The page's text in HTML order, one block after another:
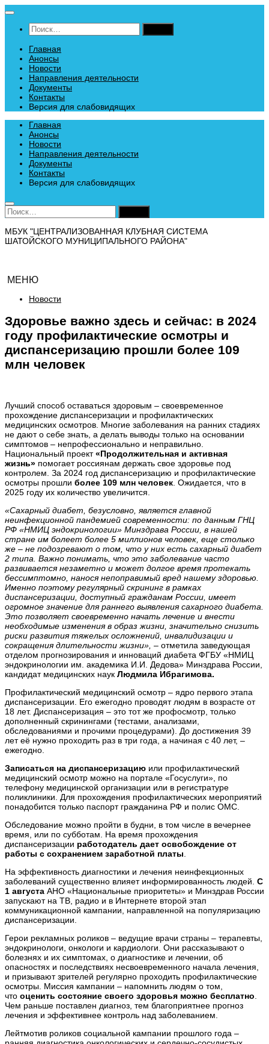
Перейти
содержимому
Найти:
Главная
Анонсы
Новости
Направления деятельности
Документы
Контакты
Версия для слабовидящих
Главная
Анонсы
Новости
Направления деятельности
Документы
Контакты
Версия для слабовидящих
Найти:
МБУК "ЦЕНТРАЛИЗОВАННАЯ КЛУБНАЯ СИСТЕМА
ШАТОЙСКОГО МУНИЦИПАЛЬНОГО РАЙОНА"
МЕНЮ
Новости
Здоровье важно здесь и сейчас: в 2024
году профилактические осмотры и
диспансеризацию прошли более 109
млн человек
Лучший способ оставаться здоровым – своевременное
прохождение диспансеризации и профилактических
медицинских осмотров. Многие заболевания на ранних стадиях
не дают о себе знать, а делать выводы только на основании
симптомов – непрофессионально и неправильно.
Национальный проект«Продолжительная и активная
жизнь» помогает россиянам держать свое здоровье под
контролем. За 2024 год диспансеризацию и профилактические
осмотры прошли более 109 млн человек . Ожидается, что в
2025 году их количество увеличится.
«Сахарный диабет, безусловно, является главной
неинфекционной пандемией современности: по данным ГНЦ
РФ «НМИЦ эндокринологии» Минздрава России, в нашей
стране им болеет более 5 миллионов человек, еще столько
же – не подозревают о том, что у них есть сахарный диабет
2 типа. Важно понимать, что это заболевание часто
развивается незаметно и может долгое время протекать
бессимптомно, наносянепоправимый вред нашему здоровью.
Именно поэтому регулярный скрининг в рамках
диспансеризации, доступный гражданам России, имеет
огромное значение для раннего выявления сахарного диабета
Это позволяет своевременно начать лечение и внести
необходимые изменения в образ жизни, значительно снизить
риски развития тяжелых осложнений, инвалидизации и
сокращения длительности жизни», – отметила заведующая
отделом прогнозирования и инноваций диабета ФГБУ «НМИЦ
эндокринологии им. академика И.И. Дедова» Минздрава России,
кандидат медицинских наук Людмила Ибрагимова.
Профилактический медицинский осмотр – ядро первого этапа
диспансеризации. Его ежегодно проводят людям в возрасте от
18 лет. Диспансеризация – это тот же профосмотр, только
дополненный скринингами (тестами, анализами,
обследованиями и прочими процедурами). До достижения 39
лет её нужно проходить раз в три года, а начиная с 40 лет, –
ежегодно.
Записаться на диспансеризацию или профилактический
медицинский осмотр можно на портале «Госуслуги», по
телефону медицинской организации или в регистратуре
поликлиники. Для прохождения профилактических мероприятий
понадобится только паспорт гражданина РФ и полис ОМС.
Обследование можно пройти в будни, в том числе в вечернее
время, или по субботам. На время прохождения
диспансеризации работодатель дает освобождение от
работы с сохранением заработной платы
На эффективность диагностики и лечения неинфекционных
заболеваний существенно влияет информированность людей. С
1 августа АНО «Национальные приоритеты» и Минздрав России
запускают на ТВ, радио и в Интернете второй этап
коммуникационной кампании, направленной на популяризацию
диспансеризации.
Герои рекламных роликов – ведущие врачи страны – терапевты,
эндокринологи, онкологи и кардиологи. Они рассказывают о
болезнях и их симптомах, о диагностике и лечении, об
опасностях и последствиях несвоевременного начала лечения,
и призывают зрителей регулярно проходить профилактические
осмотры. Миссия кампании – напомнить людям о том,
что оценить состояние своего здоровья можно бесплатно.
Чем раньше поставлен диагноз, тем благоприятнее прогноз
лечения и эффективнее контроль над заболеванием.
Лейтмотив роликов социальной кампании прошлого года –